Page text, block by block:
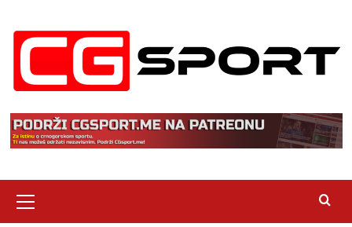
content
Menu